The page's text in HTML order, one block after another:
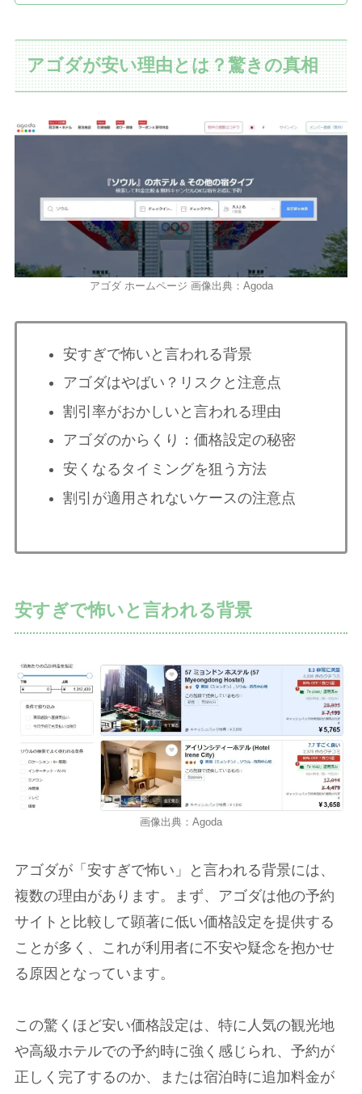
アゴダが安い理由とは？驚きの真相
アゴダ ホームページ 画像出典：Agoda
安すぎで怖いと言われる背景
アゴダはやばい？リスクと注意点
割引率がおかしいと言われる理由
アゴダのからくり：価格設定の秘密
安くなるタイミングを狙う方法
割引が適用されないケースの注意点
安すぎで怖いと言われる背景
画像出典：Agoda
アゴダが「安すぎで怖い」と言われる背景には、
複数の理由があります。まず、アゴダは他の予約
サイトと比較して顕著に低い価格設定を提供する
ことが多く、これが利用者に不安や疑念を抱かせ
る原因となっています。
この驚くほど安い価格設定は、特に人気の観光地
や高級ホテルでの予約時に強く感じられ、予約が
正しく完了するのか、または宿泊時に追加料金が